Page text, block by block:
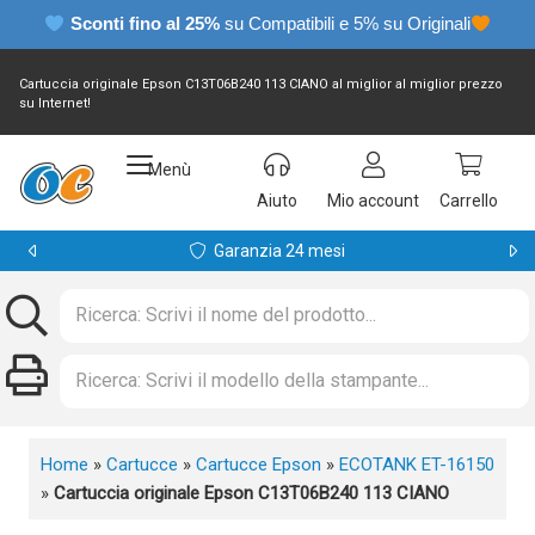
Sconti fino al 25% su Compatibili e 5% su Originali
Cartuccia originale Epson C13T06B240 113 CIANO al miglior al miglior prezzo
su Internet!
Menù
Aiuto
Mio account Carrello
Garanzia 24 mesi
Home » Cartucce » Cartucce Epson » ECOTANK ET-16150
» Cartuccia originale Epson C13T06B240 113 CIANO